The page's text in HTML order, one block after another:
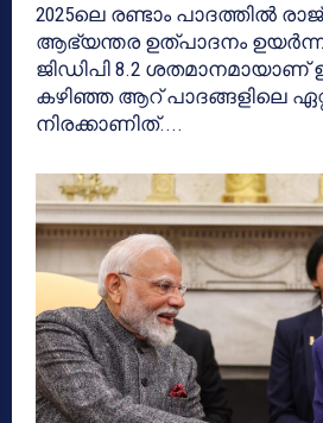
2025ലെ രണ്ടാം പാദത്തില്‍
ആഭ്യന്തര ഉത്പാദനം ഉയര്‍ന്ന
ജിഡിപി 8.2 ശതമാനമായാണ്
കഴിഞ്ഞ ആറ് പാദങ്ങളിലെ
നിരക്കാണിത്....